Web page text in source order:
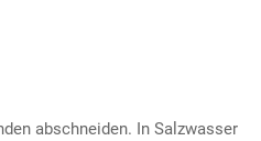
abschneiden. In Salzwasser